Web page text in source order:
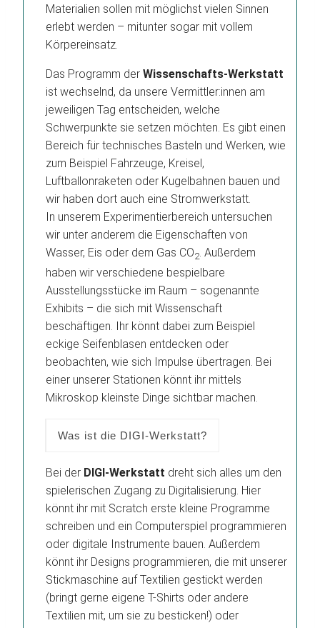
Materialien sollen mit möglichst vielen Sinnen
erlebt werden – mitunter sogar mit vollem
Körpereinsatz.
Das Programm der Wissenschafts-Werkstatt
ist wechselnd, da unsere Vermittler:innen am
jeweiligen Tag entscheiden, welche
Schwerpunkte sie setzen möchten. Es gibt einen
Bereich für technisches Basteln und Werken, wie
zum Beispiel Fahrzeuge, Kreisel,
Luftballonraketen oder Kugelbahnen bauen und
wir haben dort auch eine Stromwerkstatt.
In unserem Experimentierbereich untersuchen
wir unter anderem die Eigenschaften von
Wasser, Eis oder dem Gas CO2 . Außerdem
haben wir verschiedene bespielbare
Ausstellungsstücke im Raum – sogenannte
Exhibits – die sich mit Wissenschaft
beschäftigen. Ihr könnt dabei zum Beispiel
eckige Seifenblasen entdecken oder
beobachten, wie sich Impulse übertragen. Bei
einer unserer Stationen könnt ihr mittels
Mikroskop kleinste Dinge sichtbar machen.
Was ist die DIGI-Werkstatt?
Bei der DIGI-Werkstatt dreht sich alles um den
spielerischen Zugang zu Digitalisierung. Hier
könnt ihr mit Scratch erste kleine Programme
schreiben und ein Computerspiel programmieren
oder digitale Instrumente bauen. Außerdem
könnt ihr Designs programmieren, die mit unserer
Stickmaschine auf Textilien gestickt werden
(bringt gerne eigene T-Shirts oder andere
Textilien mit, um sie zu besticken!) oder